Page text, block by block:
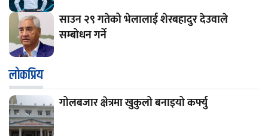
साउन २९ गतेको भेलालाई शेरबहादुर देउवाले
सम्बोधन गर्ने
लाेकप्रिय
गोलबजार क्षेत्रमा खुकुलो बनाइयो कर्फ्यु